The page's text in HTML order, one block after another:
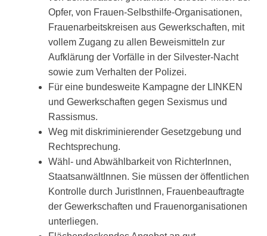
Opfer, von Frauen-Selbsthilfe-Organisationen,
Frauenarbeitskreisen aus Gewerkschaften, mit
vollem Zugang zu allen Beweismitteln zur
Aufklärung der Vorfälle in der Silvester-Nacht
sowie zum Verhalten der Polizei.
Für eine bundesweite Kampagne der LINKEN
und Gewerkschaften gegen Sexismus und
Rassismus.
Weg mit diskriminierender Gesetzgebung und
Rechtsprechung.
Wähl- und Abwählbarkeit von RichterInnen,
StaatsanwältInnen. Sie müssen der öffentlichen
Kontrolle durch JuristInnen, Frauenbeauftragte
der Gewerkschaften und Frauenorganisationen
unterliegen.